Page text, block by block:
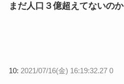
まだ人口３億超えてないのか
10: 2021/07/16(金) 16:19:32.27 0